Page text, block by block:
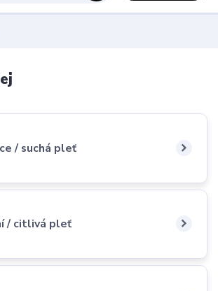
/ suchá pleť
/ citlivá pleť